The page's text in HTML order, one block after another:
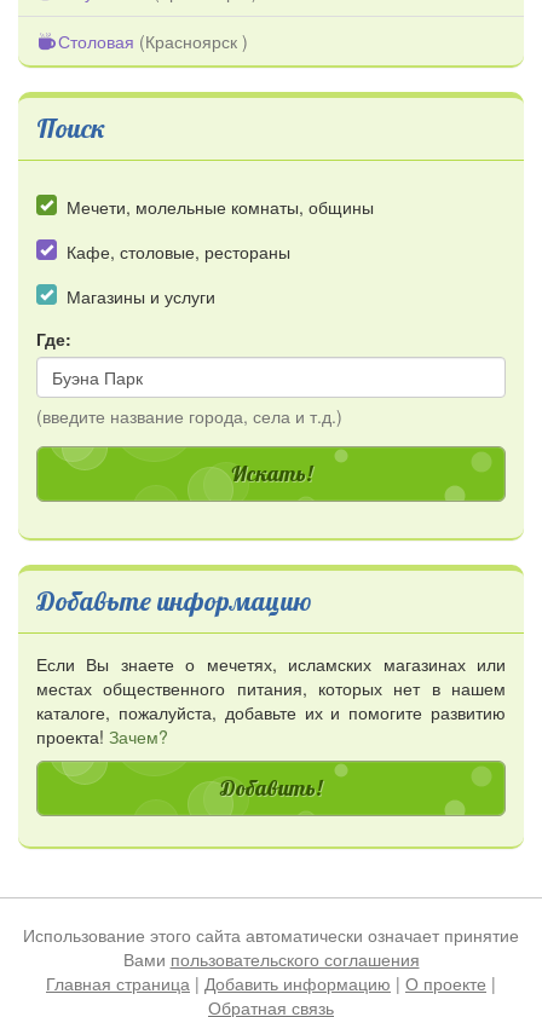
Столовая (Красноярск )
Поиск
Мечети, молельные комнаты, общины
Кафе, столовые, рестораны
Магазины и услуги
Где:
(введите название города, села и т.д.)
Добавьте информацию
Если Вы знаете о мечетях, исламских магазинах или
местах общественного питания, которых нет в нашем
каталоге, пожалуйста, добавьте их и помогите развитию
проекта! Зачем?
Добавить!
Использование этого сайта автоматически означает принятие
Вами пользовательского соглашения
Главная страница | Добавить информацию | О проекте |
Обратная связь